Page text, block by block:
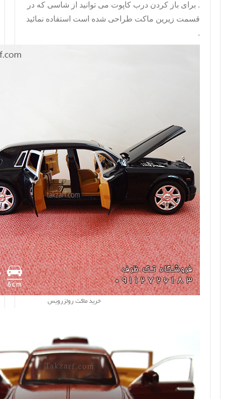
. برای باز کردن درب کاپوت می توانید از شاسی که در
قسمت زیرین ماکت طراحی شده است استفاده نمائید
.
خرید ماکت رولزرویس